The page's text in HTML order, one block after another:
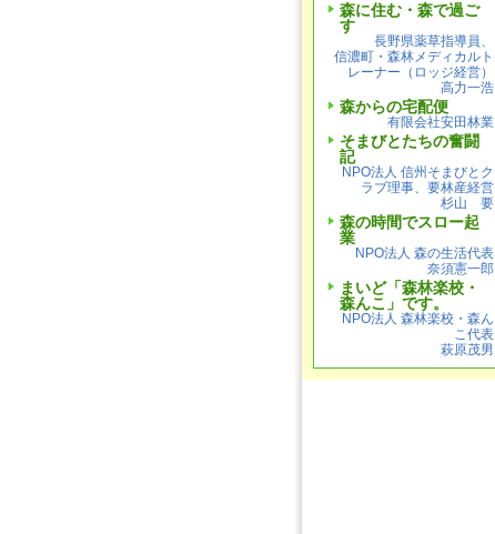
森に住む・森で過ご
す
長野県薬草指導員、
信濃町・森林メディカルト
レーナー（ロッジ経営）
高力一浩
森からの宅配便
有限会社安田林業
そまびとたちの奮闘
記
NPO法人 信州そまびとク
ラブ理事、要林産経営
杉山 要
森の時間でスロー起
業
NPO法人 森の生活代表
奈須憲一郎
まいど「森林楽校・
森んこ」です。
NPO法人 森林楽校・森ん
こ代表
萩原茂男